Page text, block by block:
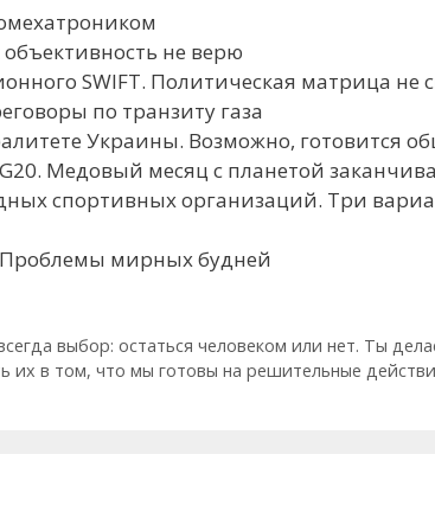
не верю
SWIFT. Политическая матрица не
по транзиту газа
Украины. Возможно, готовится
Медовый месяц с планетой
спортивных организаций. Три
Проблемы мирных будней
выбор: остаться человеком или нет. Ты
их в том, что мы готовы на решительные